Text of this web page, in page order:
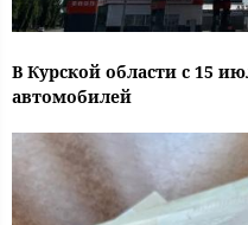
В Курской области с 15
автомобилей